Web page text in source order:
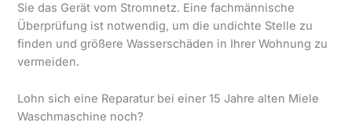
Sie das Gerät vom Stromnetz. Eine fachmännische
Überprüfung ist notwendig, um die undichte Stelle zu
finden und größere Wasserschäden in Ihrer Wohnung zu
vermeiden.
Lohn sich eine Reparatur bei einer 15 Jahre alten Miele
Waschmaschine noch?